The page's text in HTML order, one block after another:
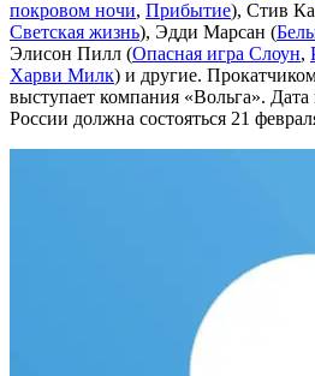
покровом ночи, Прибытие), Стив
Светская жизнь), Эдди Марсан (
Элисон Пилл (Опасная игра Слоун,
Харви Милк) и другие.
выступает компания «Вольга».
России должна состояться 21